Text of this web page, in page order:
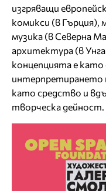
изгряващи
комикси (в Гърция),
музика (в Северна
архитектура (в
концепцията е
интерпретирането
като средство и
творческа дейност.